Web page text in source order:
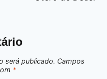
será publicado. Campos
*